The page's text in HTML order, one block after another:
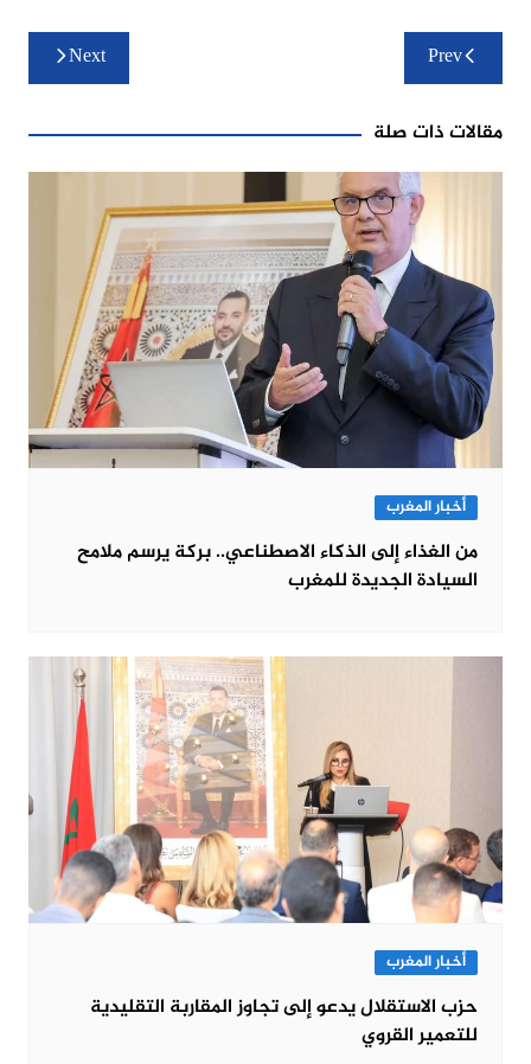
تصفّح
المقالاتPrev
Next
مقالات ذات صلة
أخبار المغرب
من الغذاء إلى الذكاء الاصطناعي.. بركة يرسم ملامح
السيادة الجديدة للمغرب
أخبار المغرب
حزب الاستقلال يدعو إلى تجاوز المقاربة التقليدية
للتعمير القروي